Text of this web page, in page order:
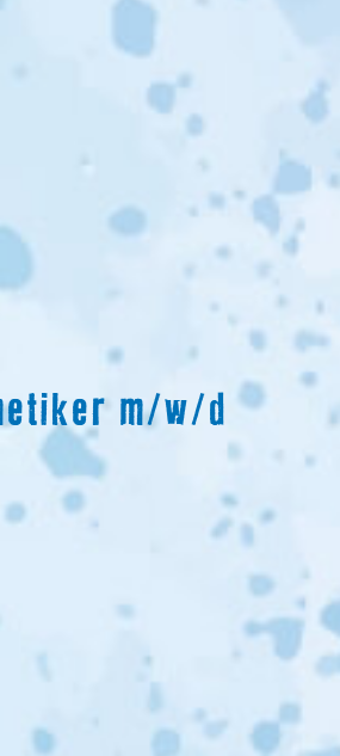
m/w/d